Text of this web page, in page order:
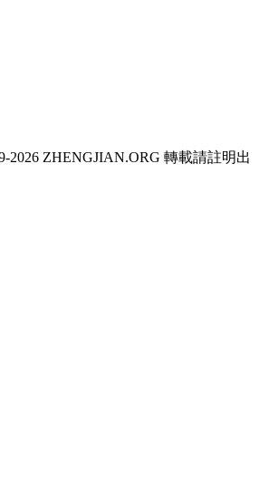
2026 ZHENGJIAN.ORG 轉載請註明出